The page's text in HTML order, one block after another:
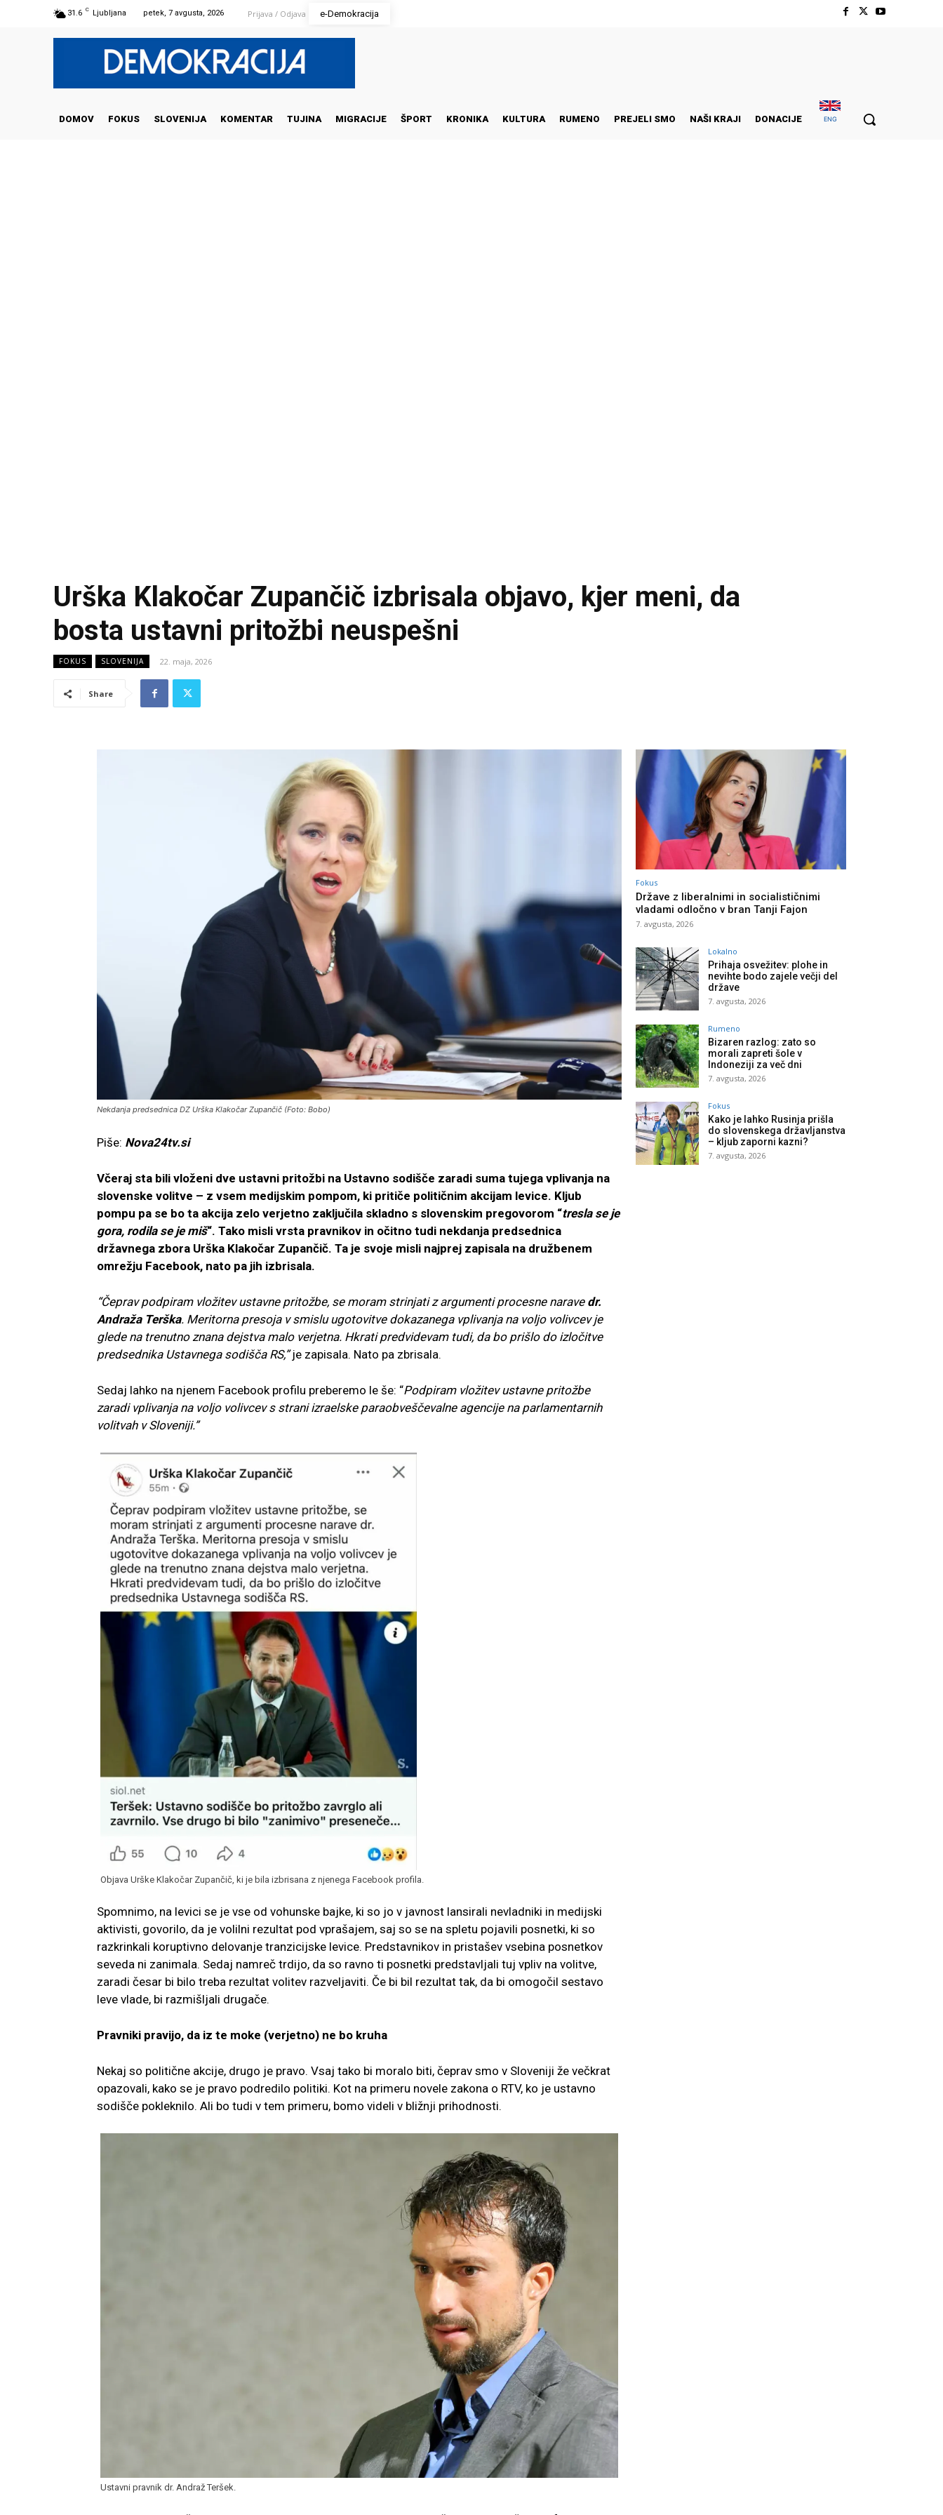
31.6 C Ljubljana petek, 7 avgusta, 2026 Prijava / Odjava e-Demokracija
DOMOV FOKUS SLOVENIJA KOMENTAR TUJINA MIGRACIJE ŠPORT KRONIKA KULTURA RUMENO PREJELI SMO NAŠI KRAJI DONACIJE ENG
Urška Klakočar Zupančič izbrisala objavo, kjer meni, da
bosta ustavni pritožbi neuspešni
FOKUS SLOVENIJA 22. maja, 2026
Share
Nekdanja predsednica DZ Urška Klakočar Zupančič (Foto: Bobo)
Piše: Nova24tv.si
Včeraj sta bili vloženi dve ustavni pritožbi na Ustavno sodišče zaradi suma tujega vplivanja na
slovenske volitve – z vsem medijskim pompom, ki pritiče političnim akcijam levice. Kljub
pompu pa se bo ta akcija zelo verjetno zaključila skladno s slovenskim pregovorom “tresla se je
gora, rodila se je miš“. Tako misli vrsta pravnikov in očitno tudi nekdanja predsednica
državnega zbora Urška Klakočar Zupančič. Ta je svoje misli najprej zapisala na družbenem
omrežju Facebook, nato pa jih izbrisala.
“Čeprav podpiram vložitev ustavne pritožbe, se moram strinjati z argumenti procesne narave dr.
Andraža Terška. Meritorna presoja v smislu ugotovitve dokazanega vplivanja na voljo volivcev je
glede na trenutno znana dejstva malo verjetna. Hkrati predvidevam tudi, da bo prišlo do izločitve
predsednika Ustavnega sodišča RS,”je zapisala. Nato pa zbrisala.
Sedaj lahko na njenem Facebook profilu preberemo le še: “Podpiram vložitev ustavne pritožbe
zaradi vplivanja na voljo volivcev s strani izraelske paraobveščevalne agencije na parlamentarnih
volitvah v Sloveniji.”
Objava Urške Klakočar Zupančič, ki je bila izbrisana z njenega Facebook profila.
Spomnimo, na levici se je vse od vohunske bajke, ki so jo v javnost lansirali nevladniki in medijski
aktivisti, govorilo, da je volilni rezultat pod vprašajem, saj so se na spletu pojavili posnetki, ki so
razkrinkali koruptivno delovanje tranzicijske levice. Predstavnikov in pristašev vsebina posnetkov
seveda ni zanimala. Sedaj namreč trdijo, da so ravno ti posnetki predstavljali tuj vpliv na volitve,
zaradi česar bi bilo treba rezultat volitev razveljaviti. Če bi bil rezultat tak, da bi omogočil sestavo
leve vlade, bi razmišljali drugače.
Pravniki pravijo, da iz te moke (verjetno) ne bo kruha
Nekaj so politične akcije, drugo je pravo. Vsaj tako bi moralo biti, čeprav smo v Sloveniji že večkrat
opazovali, kako se je pravo podredilo politiki. Kot na primeru novele zakona o RTV, ko je ustavno
sodišče pokleknilo. Ali bo tudi v tem primeru, bomo videli v bližnji prihodnosti.
Ustavni pravnik dr. Andraž Teršek.
Fokus
Države z liberalnimi in socialističnimi
vladami odločno v bran Tanji Fajon
7. avgusta, 2026
Lokalno
Prihaja osvežitev: plohe in
nevihte bodo zajele večji del
države
7. avgusta, 2026
Rumeno
Bizaren razlog: zato so
morali zapreti šole v
Indoneziji za več dni
7. avgusta, 2026
Fokus
Kako je lahko Rusinja prišla
do slovenskega državljanstva
– kljub zaporni kazni?
7. avgusta, 2026